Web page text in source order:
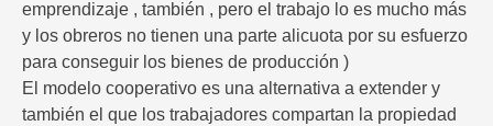
emprendizaje , también , pero el trabajo lo es mucho más
y los obreros no tienen una parte alicuota por su esfuerzo
para conseguir los bienes de producción )
El modelo cooperativo es una alternativa a extender y
también el que los trabajadores compartan la propiedad